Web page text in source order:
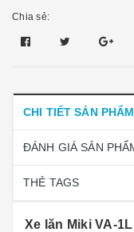
Chia sẻ:
CHI TIẾT SẢN PHẨM
ĐÁNH GIÁ SẢN
THẺ TAGS
Xe lăn Miki VA-1L